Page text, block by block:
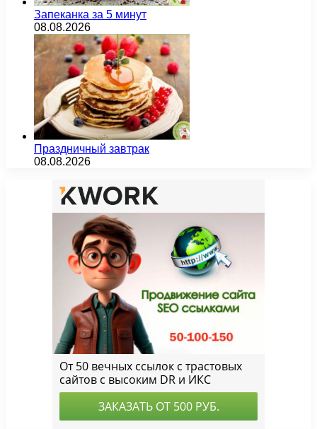
Запеканка за 5 минут
08.08.2026
Праздничный завтрак
08.08.2026